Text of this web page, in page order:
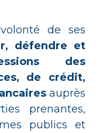
de ses
défendre et
des
de crédit,
auprès
prenantes,
publics et